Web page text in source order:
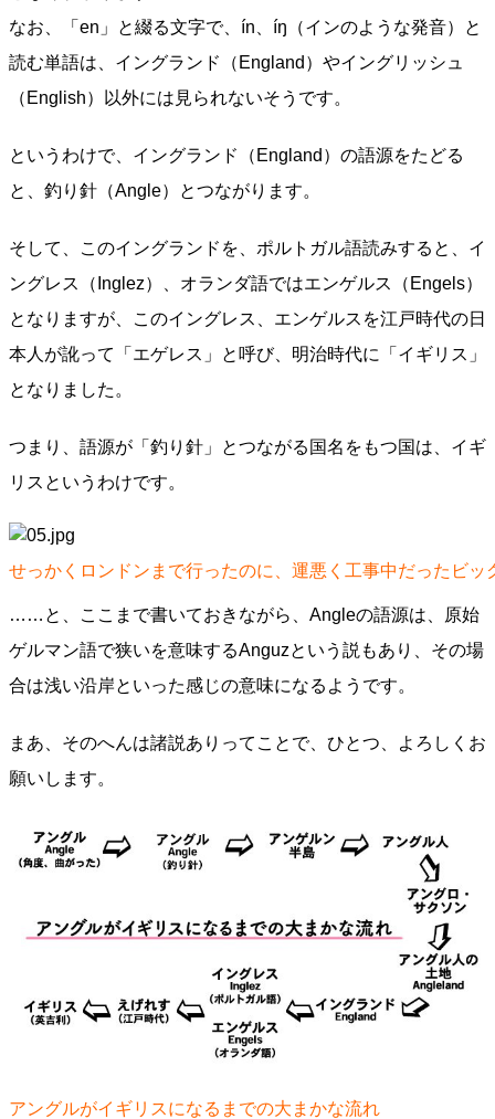
なお、「en」と綴る文字で、ín、íŋ（インのような発音）と
読む単語は、イングランド（England）やイングリッシュ
（English）以外には見られないそうです。
というわけで、イングランド（England）の語源をたどる
と、釣り針（Angle）とつながります。
そして、このイングランドを、ポルトガル語読みすると、イ
ングレス（Inglez）、オランダ語ではエンゲルス（Engels）
となりますが、このイングレス、エンゲルスを江戸時代の日
本人が訛って「エゲレス」と呼び、明治時代に「イギリス」
となりました。
つまり、語源が「釣り針」とつながる国名をもつ国は、イギ
リスというわけです。
せっかくロンドンまで行ったのに、運悪く工事中だったビッ
……と、ここまで書いておきながら、Angleの語源は、原始
ゲルマン語で狭いを意味するAnguzという説もあり、その場
合は浅い沿岸といった感じの意味になるようです。
まあ、そのへんは諸説ありってことで、ひとつ、よろしくお
願いします。
アングルがイギリスになるまでの大まかな流れ